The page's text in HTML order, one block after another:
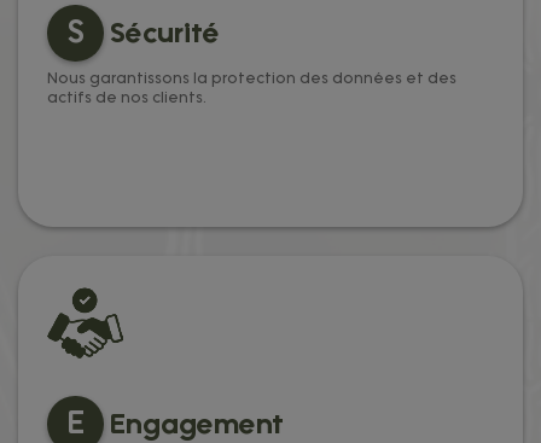
S Sécurité
Nous garantissons la protection des données et des
actifs de nos clients.
E Engagement